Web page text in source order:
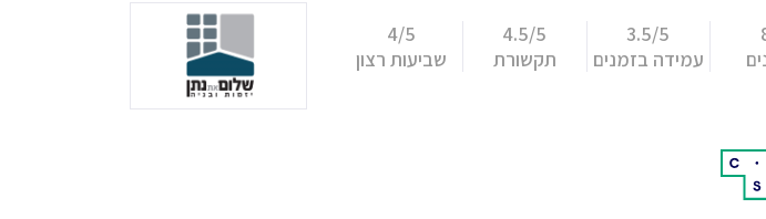
3.5/5
עמידה בזמנים
4.5/5
תקשורת
4/5
שביעות רצון